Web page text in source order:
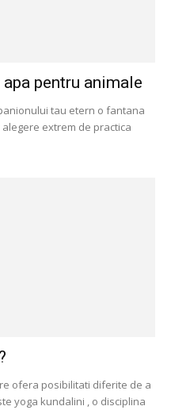
pentru animale
tau etern o fantana
extrem de practica
ofera posibilitati diferite de a
yoga kundalini , o disciplina